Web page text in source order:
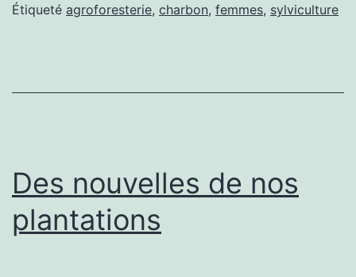
fertilitaires
Étiqueté agroforesterie, charbon, femmes, sylviculture
Des nouvelles de nos
plantations